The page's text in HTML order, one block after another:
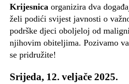
Krijesnica organizira dva
želi podići svijest javnosti o
podrške djeci oboljeloj od
njihovim obiteljima. Pozivamo
se pridružite!
Srijeda, 12. veljače 2025.